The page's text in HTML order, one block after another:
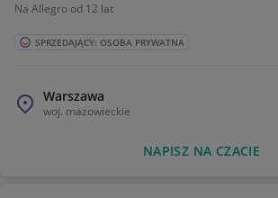
Na Allegro od 12 lat
SPRZEDAJĄCY: OSOBA PRYWATNA
Warszawa
woj. mazowieckie
NAPISZ NA CZACIE